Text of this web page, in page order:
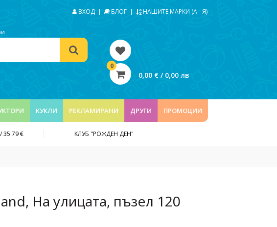
ВХОД | БЛОГ | НАШИТЕ МАРКИ (А - Я)
0
0,00 € / 0,00 лв
КУКЛИ РЕКЛАМИРАНИ ДРУГИ ПРОМОЦИИ
€ КЛУБ "РОЖДЕН ДЕН"
На улицата, пъзел 120